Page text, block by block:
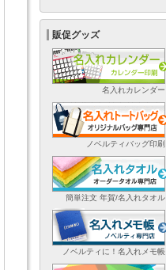
販促グッズ
名入れカレンダー
ノベルティバッグ印刷
簡単注文 年賀/名入れタオル
ノベルティに！名入れメモ帳